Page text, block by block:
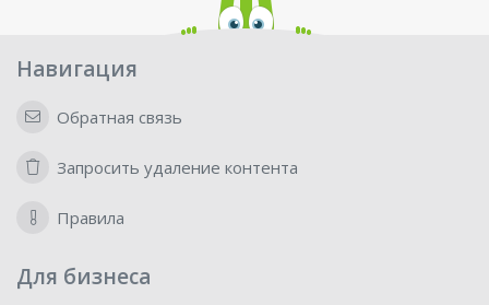
Навигация
Обратная связь
Запросить удаление контента
Правила
Для бизнеса